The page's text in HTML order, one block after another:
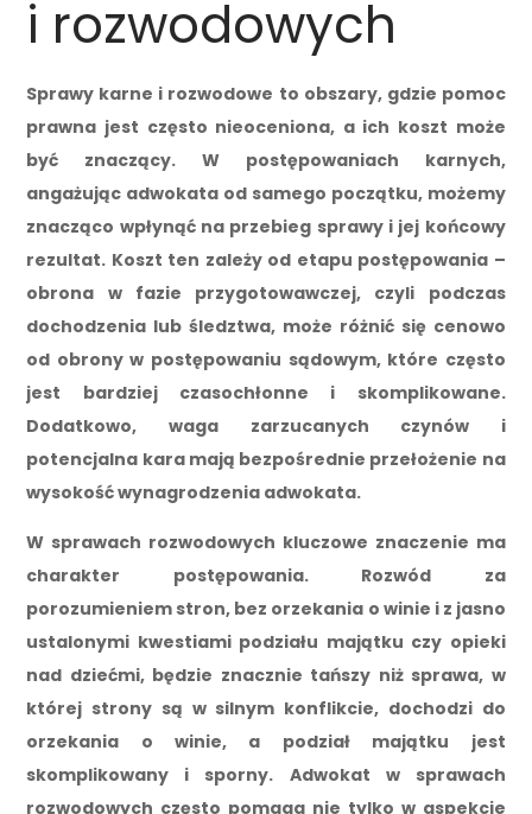
i rozwodowych
Sprawy karne i rozwodowe to obszary, gdzie pomoc
prawna jest często nieoceniona, a ich koszt może
być znaczący. W postępowaniach karnych,
angażując adwokata od samego początku, możemy
znacząco wpłynąć na przebieg sprawy i jej końcowy
rezultat. Koszt ten zależy od etapu postępowania –
obrona w fazie przygotowawczej, czyli podczas
dochodzenia lub śledztwa, może różnić się cenowo
od obrony w postępowaniu sądowym, które często
jest bardziej czasochłonne i skomplikowane.
Dodatkowo, waga zarzucanych czynów i
potencjalna kara mają bezpośrednie przełożenie na
wysokość wynagrodzenia adwokata.
W sprawach rozwodowych kluczowe znaczenie ma
charakter postępowania. Rozwód za
porozumieniem stron, bez orzekania o winie i z jasno
ustalonymi kwestiami podziału majątku czy opieki
nad dziećmi, będzie znacznie tańszy niż sprawa, w
której strony są w silnym konflikcie, dochodzi do
orzekania o winie, a podział majątku jest
skomplikowany i sporny. Adwokat w sprawach
rozwodowych często pomaga nie tylko w aspekcie